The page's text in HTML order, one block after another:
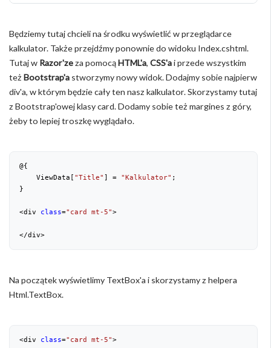
Będziemy tutaj chcieli na środku wyświetlić w przeglądarce
kalkulator. Także przejdźmy ponownie do widoku Index.cshtml.
Tutaj w Razor'zeza pomocąHTML'a, CSS'ai przede wszystkim
też Bootstrap'a stworzymy nowy widok. Dodajmy sobie najpierw
div'a, w którym będzie cały ten nasz kalkulator. Skorzystamy tutaj
z Bootstrap'owej klasy card. Dodamy sobie też margines z góry,
żeby to lepiej troszkę wyglądało.
@{
    ViewData[
"Title" ] = "Kalkulator" ;
}
<div class="card mt-5">
</div>
Na początek wyświetlimy TextBox'a i skorzystamy z helpera
Html.TextBox.
<div class="card mt-5">